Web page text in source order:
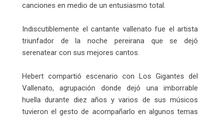
canciones en medio de un entusiasmo total.
Indiscutiblemente el cantante vallenato fue el artista
triunfador de la noche pereirana que se dejó
serenatear con sus mejores cantos.
Hebert compartió escenario con Los Gigantes del
Vallenato, agrupación donde dejó una imborrable
huella durante diez años y varios de sus músicos
tuvieron el gesto de acompañarlo en algunos temas